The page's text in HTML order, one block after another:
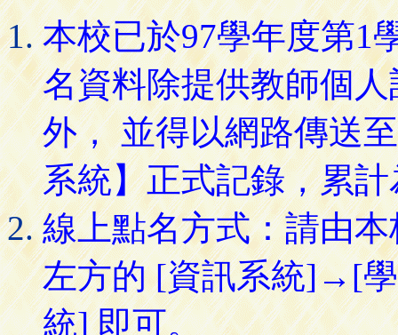
本校已於97學年度第1
名資料除提供教師個
外， 並得以網路傳送
系統】正式記錄，累
線上點名方式：請由
左方的 [資訊系統]→[
統] 即可。